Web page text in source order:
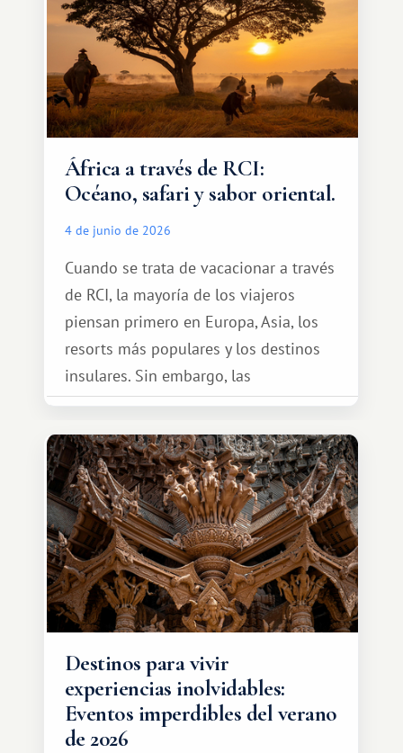
África a través de RCI:
Océano, safari y sabor oriental.
4 de junio de 2026
Cuando se trata de vacacionar a través
de RCI, la mayoría de los viajeros
piensan primero en Europa, Asia, los
resorts más populares y los destinos
insulares. Sin embargo, las
oportunidades que ofrece el sistema
de intercambio son mucho más
amplias. Entre ellas se encuentra
África, un continente que ofrece una
experiencia de viaje completamente
diferente.
Destinos para vivir
experiencias inolvidables:
Eventos imperdibles del verano
de 2026